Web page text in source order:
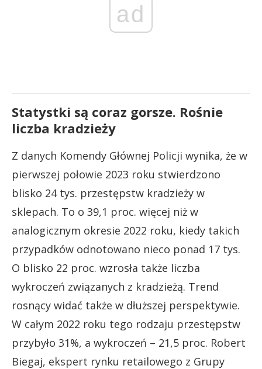
ad
Statystki są coraz gorsze. Rośnie
liczba kradzieży
Z danych Komendy Głównej Policji wynika, że w
pierwszej połowie 2023 roku stwierdzono
blisko 24 tys. przestępstw kradzieży w
sklepach. To o 39,1 proc. więcej niż w
analogicznym okresie 2022 roku, kiedy takich
przypadków odnotowano nieco ponad 17 tys.
O blisko 22 proc. wzrosła także liczba
wykroczeń związanych z kradzieżą. Trend
rosnący widać także w dłuższej perspektywie.
W całym 2022 roku tego rodzaju przestępstw
przybyło 31%, a wykroczeń – 21,5 proc. Robert
Biegaj, ekspert rynku retailowego z Grupy